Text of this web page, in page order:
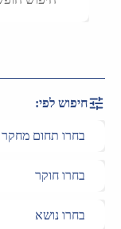
חיפוש לפי: